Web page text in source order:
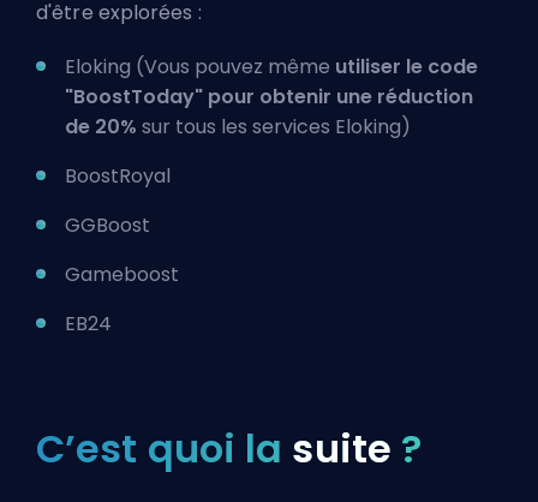
d'être explorées :
Eloking (Vous pouvez même utiliser le code
"BoostToday" pour obtenir une réduction
de 20% sur tous les services Eloking)
BoostRoyal
GGBoost
Gameboost
EB24
C’est quoi la suite ?